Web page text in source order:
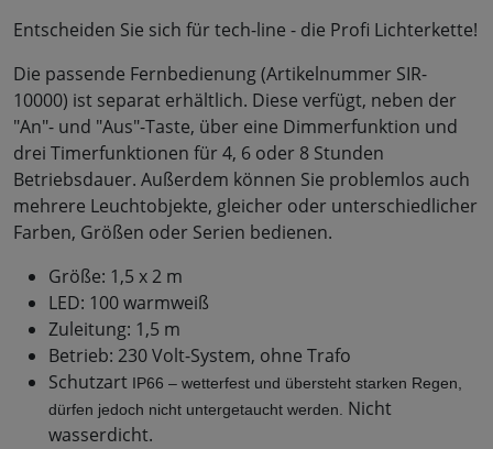
Entscheiden Sie sich für tech-line - die Profi Lichterkette!
Die passende Fernbedienung (Artikelnummer SIR-
10000) ist separat erhältlich. Diese verfügt, neben der
"An"- und "Aus"-Taste, über eine Dimmerfunktion und
drei Timerfunktionen für 4, 6 oder 8 Stunden
Betriebsdauer. Außerdem können Sie problemlos auch
mehrere Leuchtobjekte, gleicher oder unterschiedlicher
Farben, Größen oder Serien bedienen.
Größe: 1,5 x 2 m
LED: 100 warmweiß
Zuleitung: 1,5 m
Betrieb: 230 Volt-System, ohne Trafo
Schutzart IP66 – wetterfest und übersteht starken Regen,
dürfen jedoch nicht untergetaucht werden. Nicht
wasserdicht.